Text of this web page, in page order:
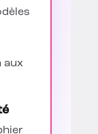
aux